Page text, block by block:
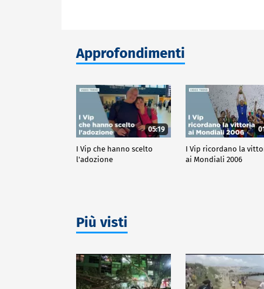
Approfondimenti
05:19
I Vip che hanno scelto
l'adozione
I Vip ricordano la
ai Mondiali 2006
Più visti